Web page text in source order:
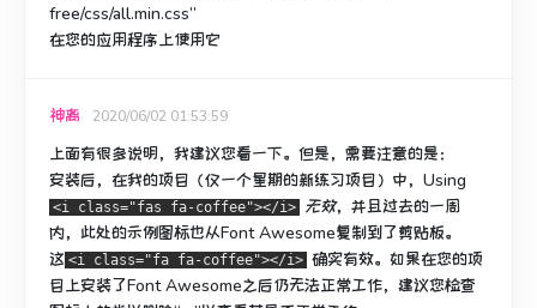
free/css/all.min.css”
在您的应用程序上使用它
神离 2020/06/02 01:53:59
上面有很多说明，我建议您看一下。 但是，需要注意的是：
安装后，在我的项目（仅一个星期的新练习项目）中， Using
<i class="fas fa-coffee"></i> 无效，并且过去的一周
内，此处的示例图标也从Font Awesome复制到了剪贴板。
这 <i class="fa fa-coffee"></i> 确实有效。 如果在您的项
目上安装了Font Awesome之后仍无法正常工作，建议您检查